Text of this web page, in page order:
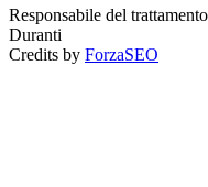
Responsabile del
Duranti
Credits by ForzaSEO